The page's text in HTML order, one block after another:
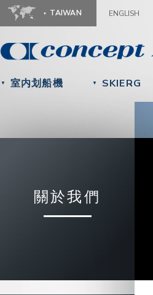
TAIWAN ENGLISH
▼ 室内划船機 ▼ SKIERG
關於我們